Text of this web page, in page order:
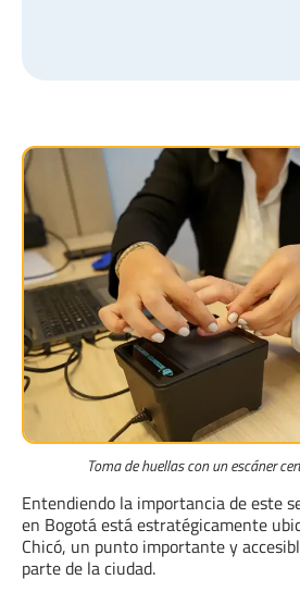
Entendiendo la importancia de este
en Bogotá está estratégicamente
Chicó, un punto importante y
parte de la ciudad.
Toma de huellas con un escáner